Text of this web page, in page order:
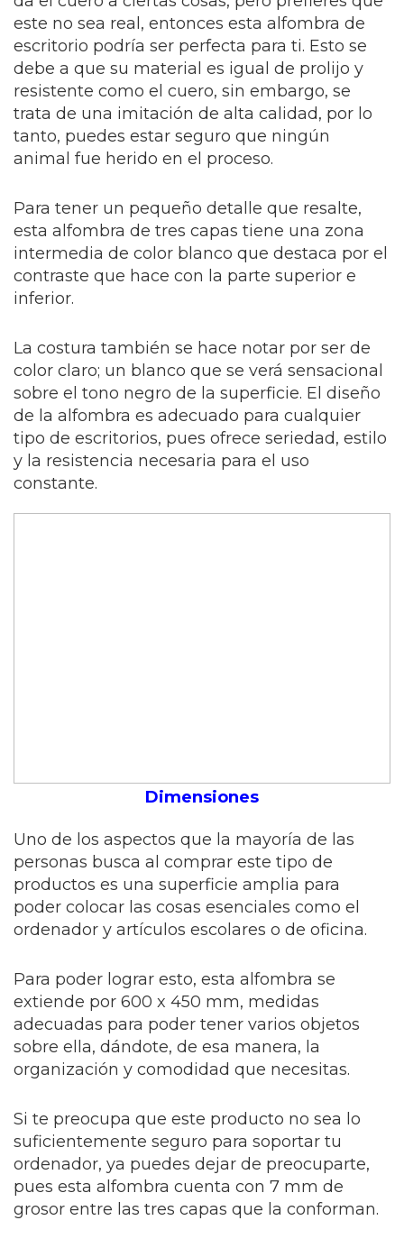
este no sea real, entonces esta alfombra de
escritorio podría ser perfecta para ti. Esto se
debe a que su material es igual de prolijo y
resistente como el cuero, sin embargo, se
trata de una imitación de alta calidad, por lo
tanto, puedes estar seguro que ningún
animal fue herido en el proceso.
Para tener un pequeño detalle que resalte,
esta alfombra de tres capas tiene una zona
intermedia de color blanco que destaca por el
contraste que hace con la parte superior e
inferior.
La costura también se hace notar por ser de
color claro; un blanco que se verá sensacional
sobre el tono negro de la superficie. El diseño
de la alfombra es adecuado para cualquier
tipo de escritorios, pues ofrece seriedad, estilo
y la resistencia necesaria para el uso
constante.
Dimensiones
Uno de los aspectos que la mayoría de las
personas busca al comprar este tipo de
productos es una superficie amplia para
poder colocar las cosas esenciales como el
ordenador y artículos escolares o de oficina.
Para poder lograr esto, esta alfombra se
extiende por 600 x 450 mm, medidas
adecuadas para poder tener varios objetos
sobre ella, dándote, de esa manera, la
organización y comodidad que necesitas.
Si te preocupa que este producto no sea lo
suficientemente seguro para soportar tu
ordenador, ya puedes dejar de preocuparte,
pues esta alfombra cuenta con 7 mm de
grosor entre las tres capas que la conforman.